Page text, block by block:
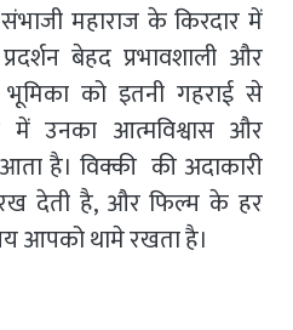
महाराज के किरदार में
बेहद प्रभावशाली और
भूमिका को इतनी गहराई से
उनका आत्मविश्वास और
है। विक्की की अदाकारी
देती है, और फिल्म के हर
आपको थामे रखता है।